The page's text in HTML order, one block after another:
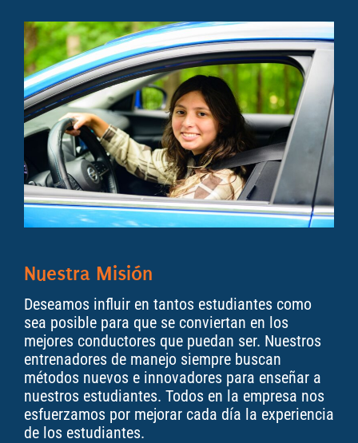
Nuestra Misión
Deseamos influir en tantos estudiantes como
sea posible para que se conviertan en los
mejores conductores que puedan ser. Nuestros
entrenadores de manejo siempre buscan
métodos nuevos e innovadores para enseñar a
nuestros estudiantes. Todos en la empresa nos
esfuerzamos por mejorar cada día la experiencia
de los estudiantes.